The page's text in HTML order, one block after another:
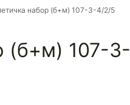
набор (б+м) 107-3-4/2/5
(б+м) 107-3-